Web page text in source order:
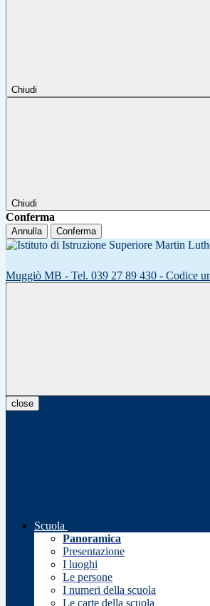
Chiudi
Chiudi
Conferma
Annulla Conferma
Muggiò MB - Tel. 039 27 89 430 - Codice
close
Scuola
Panoramica
Presentazione
I luoghi
Le persone
I numeri della scuola
Le carte della scuola